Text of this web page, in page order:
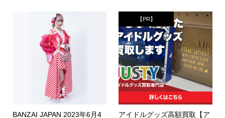
BANZAI JAPAN 2023年6月4
【PR】
アイドルグッズ高額買取【ア